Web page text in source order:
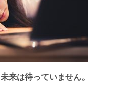
来は待っていません。